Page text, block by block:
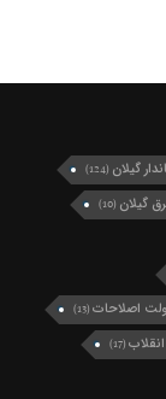
گیلان (124)
گیلان (10)
اصلاحات(13)
(17)